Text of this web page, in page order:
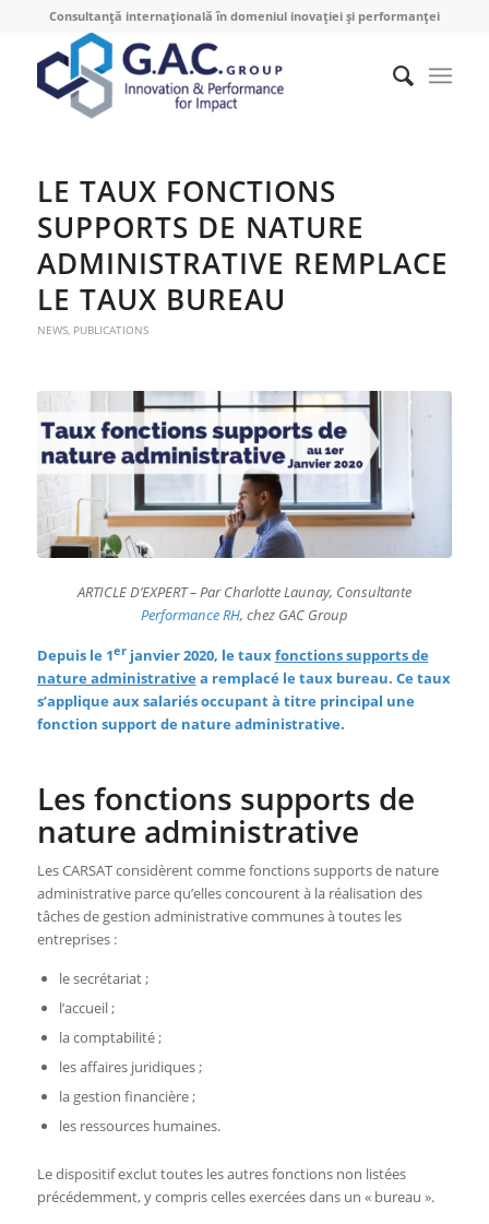
Consultanță internațională în domeniul inovației și performanței
LE TAUX FONCTIONS
SUPPORTS DE NATURE
ADMINISTRATIVE REMPLACE
LE TAUX BUREAU
NEWS, PUBLICATIONS
ARTICLE D’EXPERT – Par Charlotte Launay, Consultante
Performance RH, chez GAC Group
Depuis le 1erjanvier 2020, le tauxfonctions supports de
nature administrative a remplacé le taux bureau. Ce taux
s’applique aux salariés occupant à titre principal une
fonction support de nature administrative.
Les fonctions supports de
nature administrative
Les CARSAT considèrent comme fonctions supports de nature
administrative parce qu’elles concourent à la réalisation des
tâches de gestion administrative communes à toutes les
entreprises :
le secrétariat ;
l’accueil ;
la comptabilité ;
les affaires juridiques ;
la gestion financière ;
les ressources humaines.
Le dispositif exclut toutes les autres fonctions non listées
précédemment, y compris celles exercées dans un « bureau ».